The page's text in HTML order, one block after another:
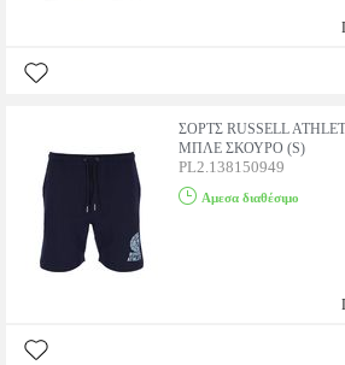
ΣΟΡΤΣ RUSSELL
ΜΠΛΕ ΣΚΟΥΡΟ (S)
PL2.138150949
Αμεσα διαθέσιμο